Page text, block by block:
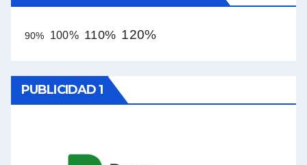
90% 100% 110% 120%
PUBLICIDAD 1